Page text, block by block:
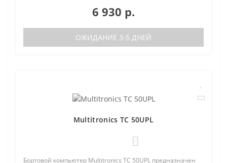
6 930 р.
ОЖИДАНИЕ 3-5 ДНЕЙ
Multitronics TC 50UPL
Бортовой компьютер Multitronics TC 50UPL предназначен